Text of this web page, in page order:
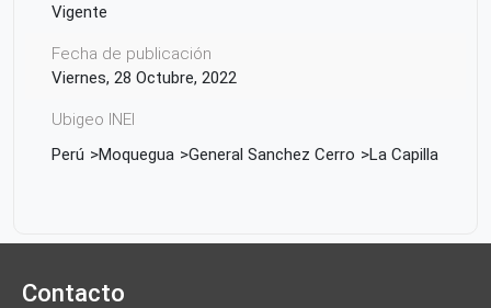
Vigente
Fecha de publicación
Viernes, 28 Octubre, 2022
Ubigeo INEI
Perú
Moquegua General Sanchez Cerro La Capilla
Contacto